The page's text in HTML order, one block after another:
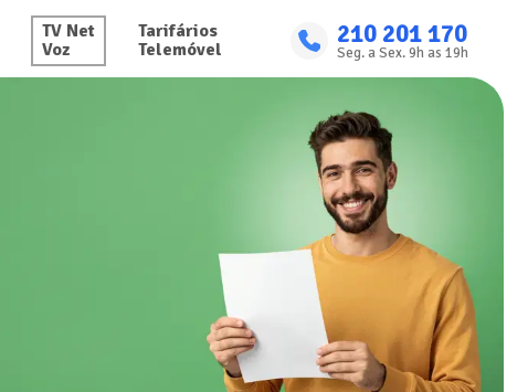
TV Net
Voz
Tarifários
Telemóvel
210 201 170
Seg. a Sex. 9h as 19h